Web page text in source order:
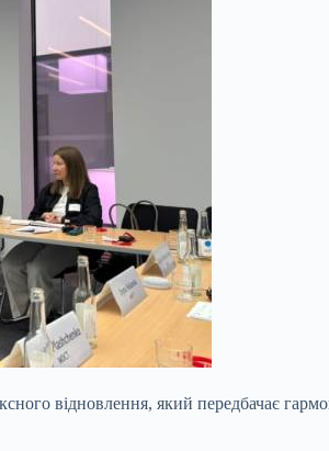
відновлення, який передбачає